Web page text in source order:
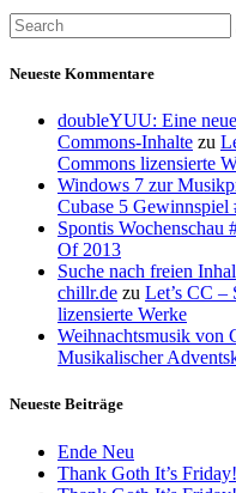
Neueste Kommentare
doubleYUU: Eine
Commons-Inhalte zu
Commons lizensierte
Windows 7 zur
Cubase 5 Gewinnspiel
Spontis Wochenschau
Of 2013
Suche nach freien
chillr.de zu Let’s CC –
lizensierte Werke
Weihnachtsmusik von
Musikalischer
Neueste Beiträge
Ende Neu
Thank Goth It’s Friday!